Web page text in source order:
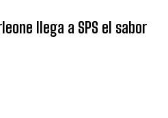
llega a SPS el sabor